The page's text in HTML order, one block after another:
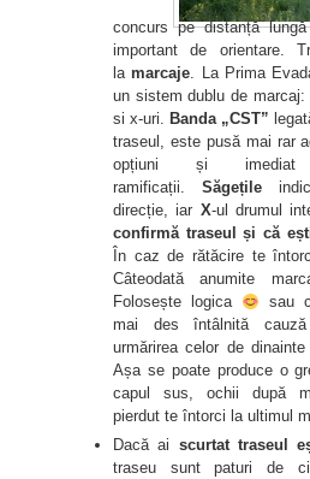
concurs pe distanță
important de orientare.
lamarcaje. La Prima
un sistem dublu de
si x-uri. Banda „CST”
traseul, este pusă mai rar
opțiuni și imediat
ramificații. Săgețile
direcție, iar X-ul drumul
confirmă traseul și că
În caz de rătăcire te
Câteodată anumite
Folosește logica
sau
mai des întâlnită
urmărirea celor de
Așa se poate produce o
capul sus, ochii după
pierdut te întorci la ultimul
Dacă ai scurtat traseul
traseu sunt paturi de